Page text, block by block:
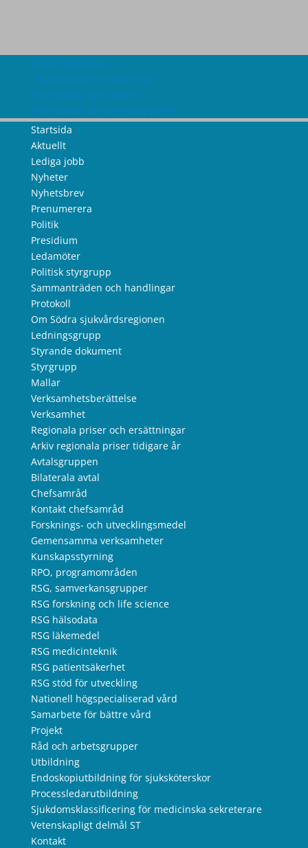
Om webbplatsen
Tillgänglighetsredogörelse
Information om cookies
Information om personuppgifter
Startsida
Aktuellt
Lediga jobb
Nyheter
Nyhetsbrev
Prenumerera
Politik
Presidium
Ledamöter
Politisk styrgrupp
Sammanträden och handlingar
Protokoll
Om Södra sjukvårdsregionen
Ledningsgrupp
Styrande dokument
Styrgrupp
Mallar
Verksamhetsberättelse
Verksamhet
Regionala priser och ersättningar
Arkiv regionala priser tidigare år
Avtalsgruppen
Bilaterala avtal
Chefsamråd
Kontakt chefsamråd
Forsknings- och utvecklingsmedel
Gemensamma verksamheter
Kunskapsstyrning
RPO, programområden
RSG, samverkansgrupper
RSG forskning och life science
RSG hälsodata
RSG läkemedel
RSG medicinteknik
RSG patientsäkerhet
RSG stöd för utveckling
Nationell högspecialiserad vård
Samarbete för bättre vård
Projekt
Råd och arbetsgrupper
Utbildning
Endoskopiutbildning för sjuksköterskor
Processledarutbildning
Sjukdomsklassificering för medicinska sekreterare
Vetenskapligt delmål ST
Kontakt